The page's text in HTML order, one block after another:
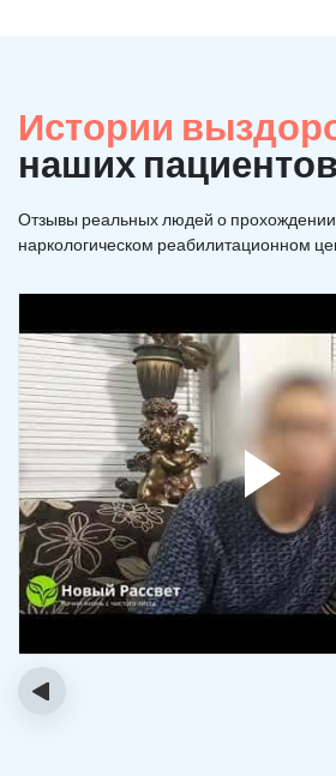
Истории
наших пациентов
Отзывы реальных людей о
наркологическом реабилитационном
‹